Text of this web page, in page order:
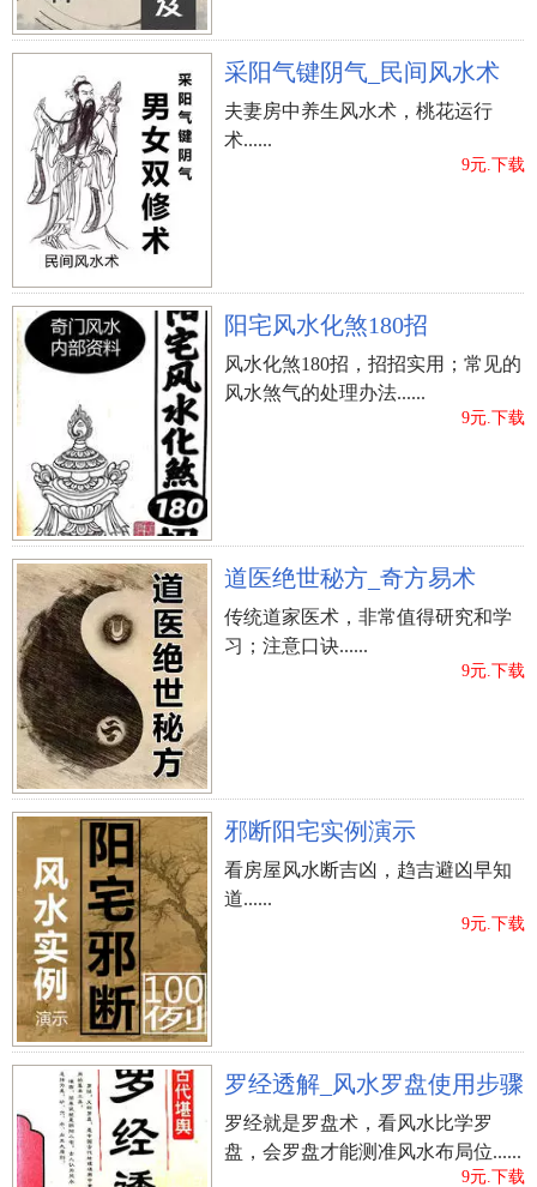
采阳气键阴气_民间风水术
夫妻房中养生风水术，桃花运行
术......
9元.下载
阳宅风水化煞180招
风水化煞180招，招招实用；常见的
风水煞气的处理办法......
9元.下载
道医绝世秘方_奇方易术
传统道家医术，非常值得研究和学
习；注意口诀......
9元.下载
邪断阳宅实例演示
看房屋风水断吉凶，趋吉避凶早知
道......
9元.下载
罗经透解_风水罗盘使用步骤
罗经就是罗盘术，看风水比学罗
盘，会罗盘才能测准风水布局位......
9元.下载